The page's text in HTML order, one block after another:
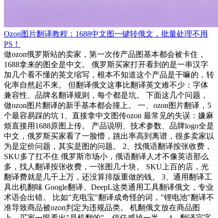
Ozon图片翻译教程：1688中文图一键转俄文，批量处理不用
PS！
做ozon俄罗斯站的卖家，第一次传产品图基本都会被卡住，
1688拿来的图全是中文。 俄罗斯买家打开看到的是一串汉字
加几个看不懂的英文缩写，根本不知道这个产品是干嘛的，转
化率自然起不来。 但翻译俄文这事比翻译英文难不少：字体
兼容性、品牌名翻译规则，每个都是坑。 下面这几个问题，
做ozon图片翻译的新手基本都会撞上。 一、ozon图片翻译，5
个最容易踩的坑 1、直接拿中文图传ozon 最常见的失误：嫌麻
烦直接用1688原图上传。 产品说明、技术参数、品牌logo全是
中文，俄罗斯买家看了一脸懵，跳出率高到离谱，很多卖家以
为是定价问题，其实是图的问题。 2、找俄语翻译按张收费，
SKU多了扛不住 俄罗斯市场小，俄语翻译人才不像英语那么
多，找人翻译按张收费，一张图几十块。 SKU上百的店，光
翻译费就是几千上万，还没算排版重做的钱。 3、通用翻译工
具出机翻味 Google翻译、DeepL这类通用工具翻译俄文，专业
术语会出错。 比如"充电宝"翻译成奇怪的词，"锂电池"翻译不
准导致商品被ozon判定为违规品类。 机翻俄文放在商品图